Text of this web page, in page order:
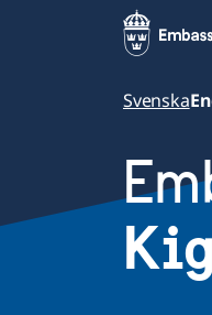
Svenska